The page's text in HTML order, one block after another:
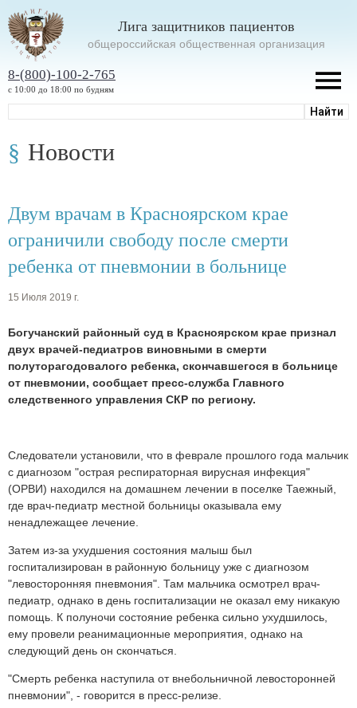
Лига защитников пациентов
oбщероссийская общественная организация
8-(800)-100-2-765
с 10:00 до 18:00 по будням
Новости
Двум врачам в Красноярском крае
ограничили свободу после смерти
ребенка от пневмонии в больнице
15 Июля 2019 г.
Богучанский районный суд в Красноярском крае признал
двух врачей-педиатров виновными в смерти
полуторагодовалого ребенка, скончавшегося в больнице
от пневмонии, сообщает пресс-служба Главного
следственного управления СКР по региону.
Следователи установили, что в феврале прошлого года мальчик
с диагнозом "острая респираторная вирусная инфекция"
(ОРВИ) находился на домашнем лечении в поселке Таежный,
где врач-педиатр местной больницы оказывала ему
ненадлежащее лечение.
Затем из-за ухудшения состояния малыш был
госпитализирован в районную больницу уже с диагнозом
"левосторонняя пневмония". Там мальчика осмотрел врач-
педиатр, однако в день госпитализации не оказал ему никакую
помощь. К полуночи состояние ребенка сильно ухудшилось,
ему провели реанимационные мероприятия, однако на
следующий день он скончаться.
"Смерть ребенка наступила от внебольничной левосторонней
пневмонии", - говорится в пресс-релизе.